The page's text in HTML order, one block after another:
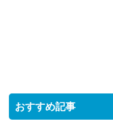
おすすめ記事